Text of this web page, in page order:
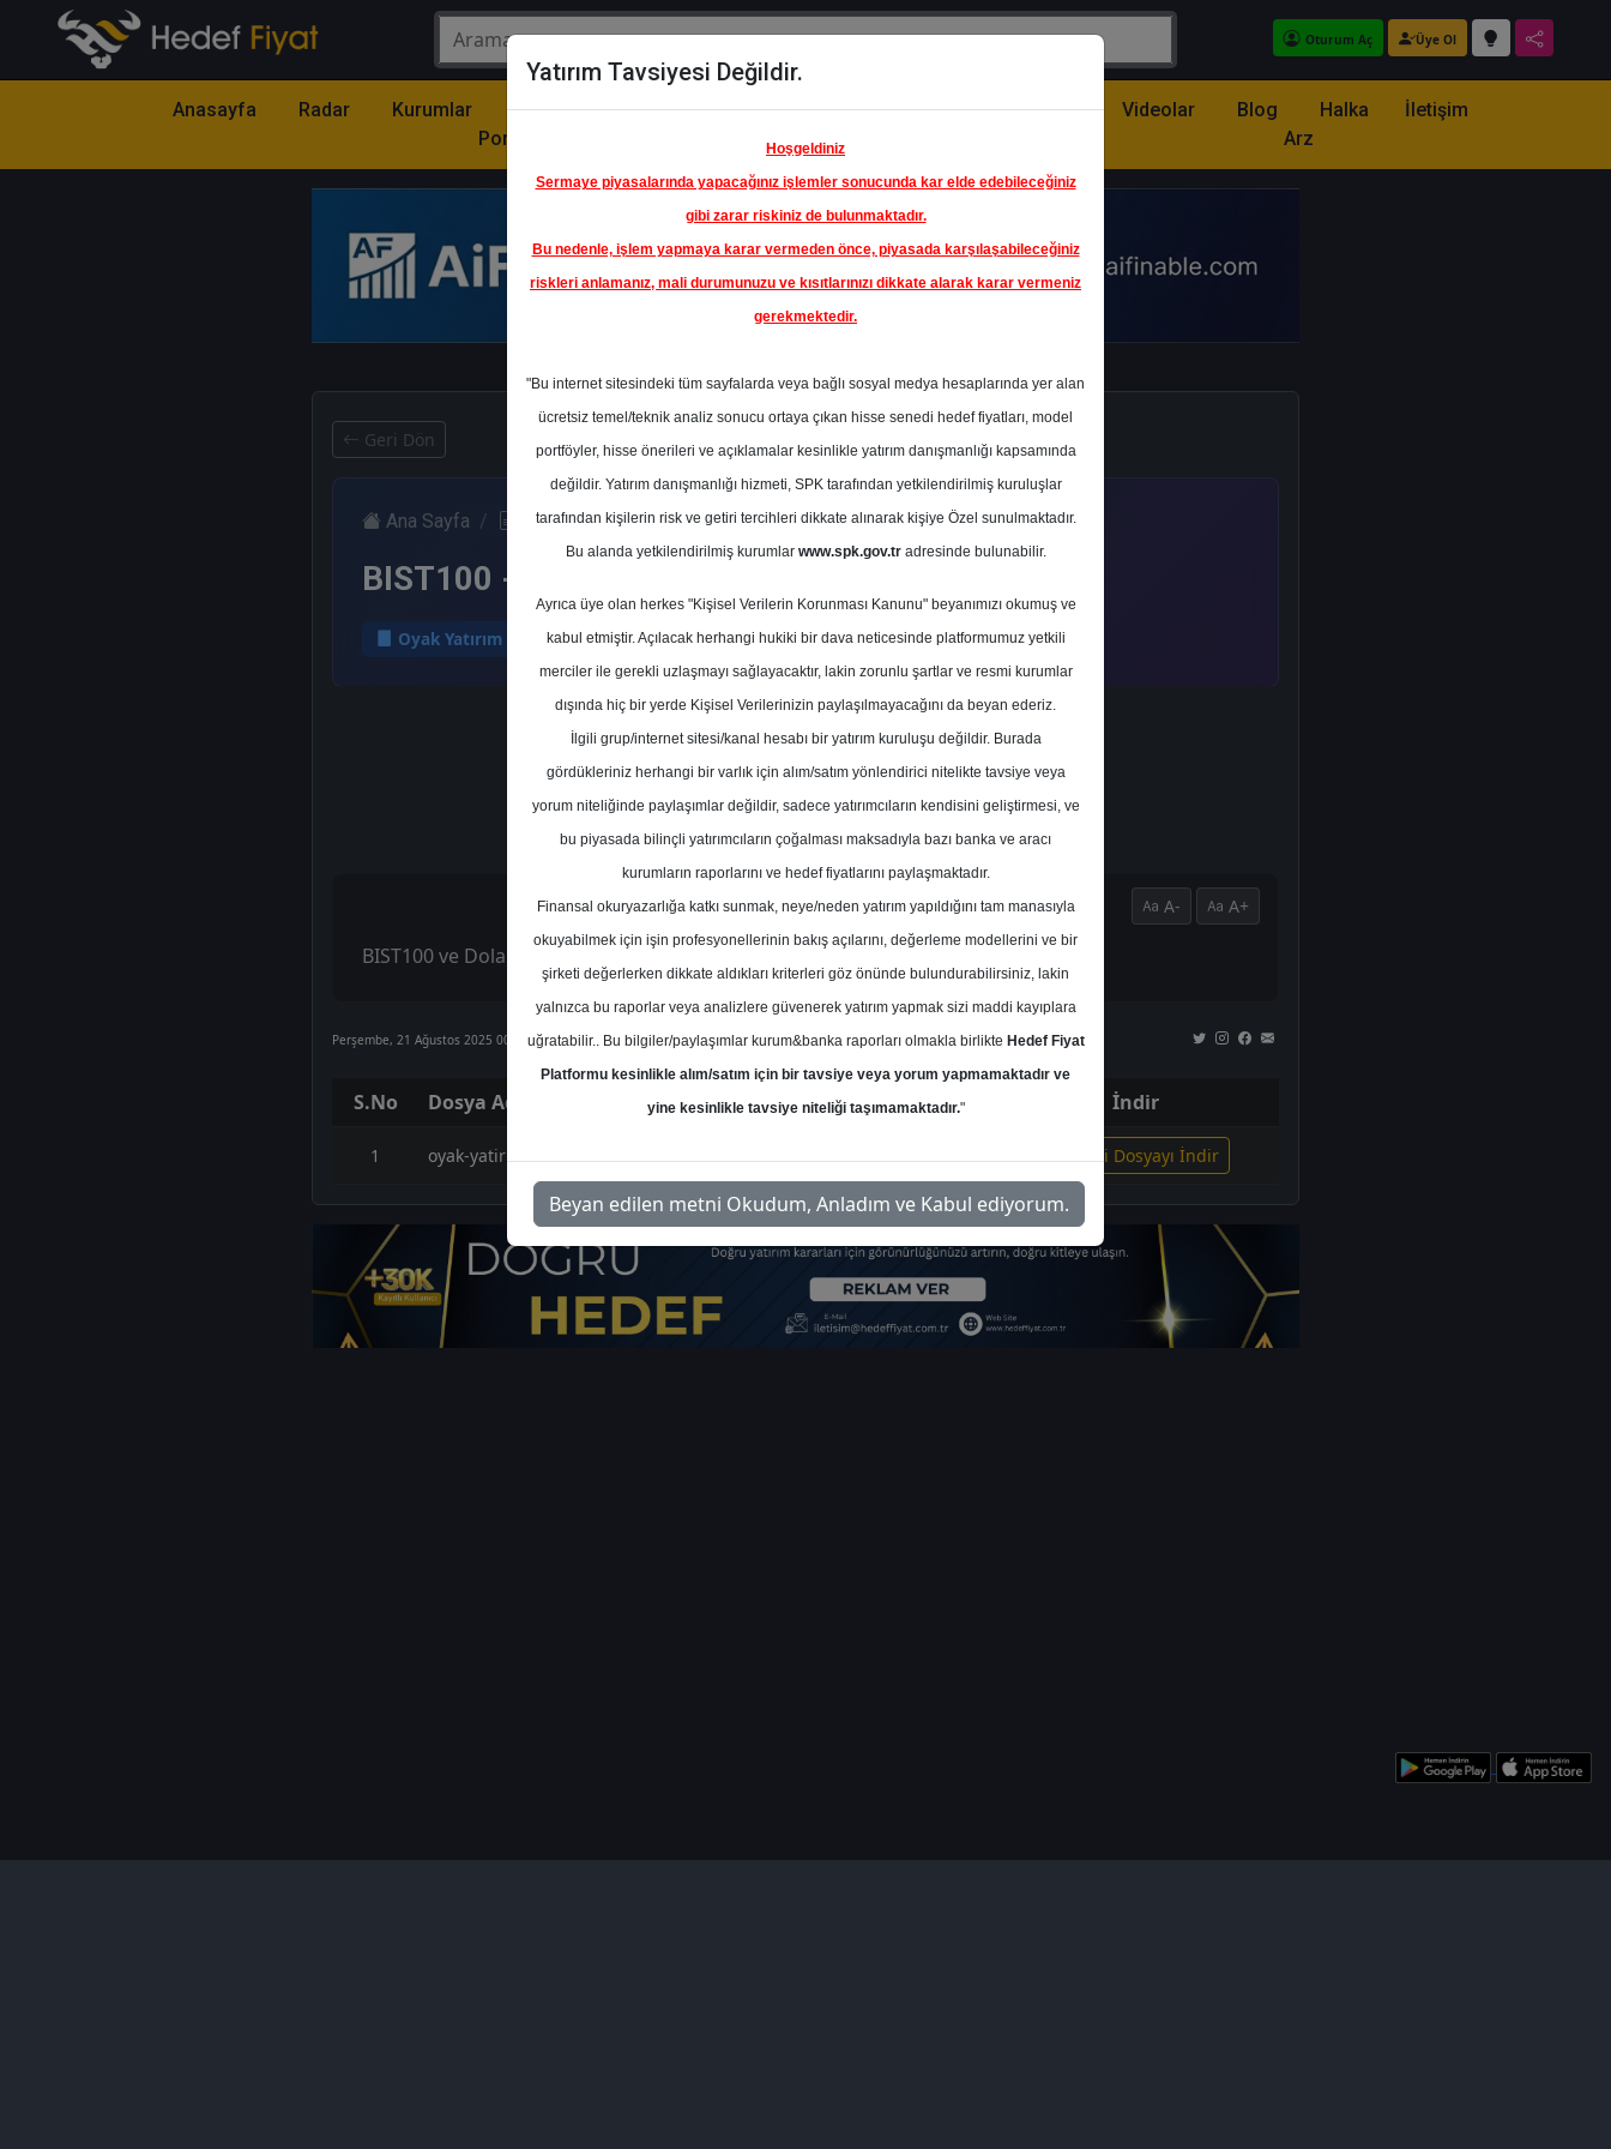
Oturum Aç Üye Ol
Anasayfa Radar Kurumlar
Model
Portföy
Hisse
Öne
Çıkanlar
Raporlar Partnerlerimiz Videolar Blog
Halka
Arz
İletişim
Geri Dön
Ana Sayfa Raporlar Oyak Yatırım Rapor Detay
BIST100 - Hisse Önerileri
Oyak Yatırım 21 Ağustos 2025
A- A+
BIST100 ve Dolar/TL Teknik Analiz
Perşembe, 21 Ağustos 2025 00:00
S.No Dosya Adı İndir
1 oyak-yatirim-teknik-analiz-ve-hisse-onerileri-5181 İlgili Dosyayı İndir
Yatırım Tavsiyesi Değildir.
Hoşgeldiniz
Sermaye piyasalarında yapacağınız işlemler sonucunda kar elde edebileceğiniz
gibi zarar riskiniz de bulunmaktadır.
Bu nedenle, işlem yapmaya karar vermeden önce, piyasada karşılaşabileceğiniz
riskleri anlamanız, mali durumunuzu ve kısıtlarınızı dikkate alarak karar vermeniz
gerekmektedir.
"Bu internet sitesindeki tüm sayfalarda veya bağlı sosyal medya hesaplarında yer alan
ücretsiz temel/teknik analiz sonucu ortaya çıkan hisse senedi hedef fiyatları, model
portföyler, hisse önerileri ve açıklamalar kesinlikle yatırım danışmanlığı kapsamında
değildir. Yatırım danışmanlığı hizmeti, SPK tarafından yetkilendirilmiş kuruluşlar
tarafından kişilerin risk ve getiri tercihleri dikkate alınarak kişiye Özel sunulmaktadır.
Bu alanda yetkilendirilmiş kurumlar www.spk.gov.tradresinde bulunabilir.
Ayrıca üye olan herkes "Kişisel Verilerin Korunması Kanunu" beyanımızı okumuş ve
kabul etmiştir. Açılacak herhangi hukiki bir dava neticesinde platformumuz yetkili
merciler ile gerekli uzlaşmayı sağlayacaktır, lakin zorunlu şartlar ve resmi kurumlar
dışında hiç bir yerde Kişisel Verilerinizin paylaşılmayacağını da beyan ederiz.
İlgili grup/internet sitesi/kanal hesabı bir yatırım kuruluşu değildir. Burada
gördükleriniz herhangi bir varlık için alım/satım yönlendirici nitelikte tavsiye veya
yorum niteliğinde paylaşımlar değildir, sadece yatırımcıların kendisini geliştirmesi, ve
bu piyasada bilinçli yatırımcıların çoğalması maksadıyla bazı banka ve aracı
kurumların raporlarını ve hedef fiyatlarını paylaşmaktadır.
Finansal okuryazarlığa katkı sunmak, neye/neden yatırım yapıldığını tam manasıyla
okuyabilmek için işin profesyonellerinin bakış açılarını, değerleme modellerini ve bir
şirketi değerlerken dikkate aldıkları kriterleri göz önünde bulundurabilirsiniz, lakin
yalnızca bu raporlar veya analizlere güvenerek yatırım yapmak sizi maddi kayıplara
uğratabilir.. Bu bilgiler/paylaşımlar kurum&banka raporları olmakla birlikte Hedef Fiyat
Platformu kesinlikle alım/satım için bir tavsiye veya yorum yapmamaktadır ve
yine kesinlikle tavsiye niteliği taşımamaktadır."
Beyan edilen metni Okudum, Anladım ve Kabul ediyorum.